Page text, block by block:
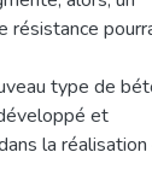
résistance
type de
et
la